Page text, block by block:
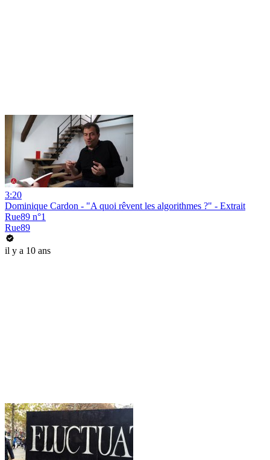
3:20
Dominique Cardon - "A quoi rêvent les algorithmes ?" - Extrait
Rue89 n°1
Rue89
il y a 10 ans